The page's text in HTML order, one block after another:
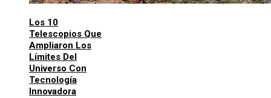
Los 10
Telescopios Que
Ampliaron Los
Límites Del
Universo Con
Tecnología
Innovadora